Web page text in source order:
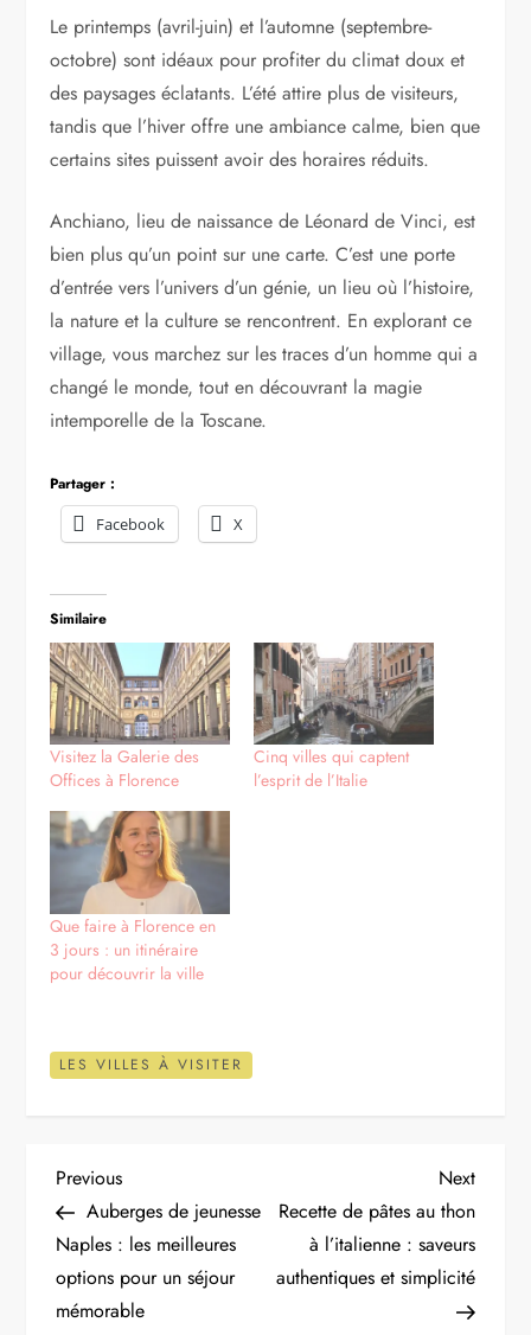
Le printemps (avril-juin) et l’automne (septembre-
octobre) sont idéaux pour profiter du climat doux et
des paysages éclatants. L’été attire plus de visiteurs,
tandis que l’hiver offre une ambiance calme, bien que
certains sites puissent avoir des horaires réduits.
Anchiano, lieu de naissance de Léonard de Vinci, est
bien plus qu’un point sur une carte. C’est une porte
d’entrée vers l’univers d’un génie, un lieu où l’histoire,
la nature et la culture se rencontrent. En explorant ce
village, vous marchez sur les traces d’un homme qui a
changé le monde, tout en découvrant la magie
intemporelle de la Toscane.
Partager :
Facebook
X
Similaire
Visitez la Galerie des
Offices à Florence
Cinq villes qui captent
l’esprit de l’Italie
Que faire à Florence en
3 jours : un itinéraire
pour découvrir la ville
LES VILLES À VISITER
N
a
v
Previous
Post
Previous
Auberges de jeunesse
Naples : les meilleures
options pour un séjour
mémorable
Next
Post
Next
Recette de pâtes au thon
à l’italienne : saveurs
authentiques et simplicité